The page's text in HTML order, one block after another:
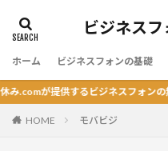
ビジネス
ホーム ビジネスフォンの基礎
が提供するビジネスフォンの無
HOME モバビジ